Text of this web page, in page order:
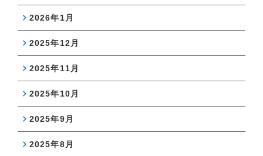
2026年1月
2025年12月
2025年11月
2025年10月
2025年9月
2025年8月